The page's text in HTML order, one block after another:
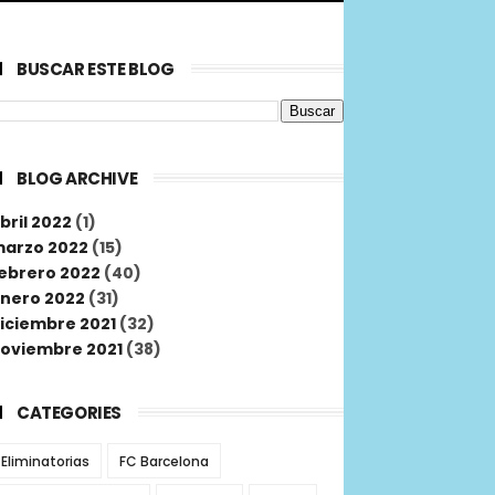
BUSCAR ESTE BLOG
BLOG ARCHIVE
2022 (1)
2022 (15)
2022 (40)
2022 (31)
2021 (32)
2021 (38)
CATEGORIES
Eliminatorias FC Barcelona